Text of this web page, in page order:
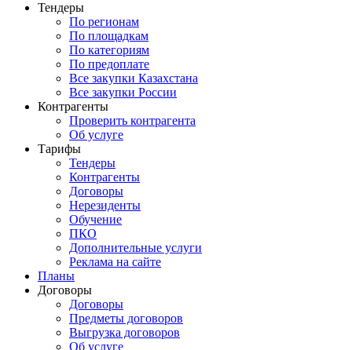
Тендеры
По регионам
По площадкам
По категориям
По предоплате
Все закупки Казахстана
Все закупки России
Контрагенты
Проверить контрагента
Об услуге
Тарифы
Тендеры
Контрагенты
Договоры
Нерезиденты
Обучение
ПКО
Дополнительные услуги
Реклама на сайте
Планы
Договоры
Договоры
Предметы договоров
Выгрузка договоров
Об услуге